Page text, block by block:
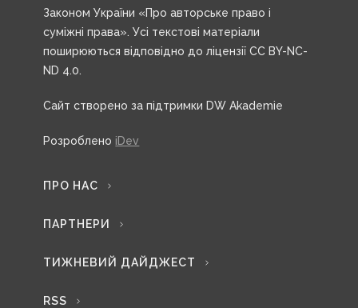
Законом України «Про авторське право і
суміжні права». Усі текстові матеріали
поширюються відповідно до ліцензії CC BY-NC-
ND 4.0.
Сайт створено за підтримки DW Akademie
Розроблено iDev
ПРО НАС
ПАРТНЕРИ
ТИЖНЕВИЙ ДАЙДЖЕСТ
RSS